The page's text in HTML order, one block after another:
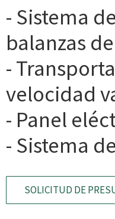
- Sistema
balanzas
-
velocidad
- Panel
- Sistema
SOLICITUD DE